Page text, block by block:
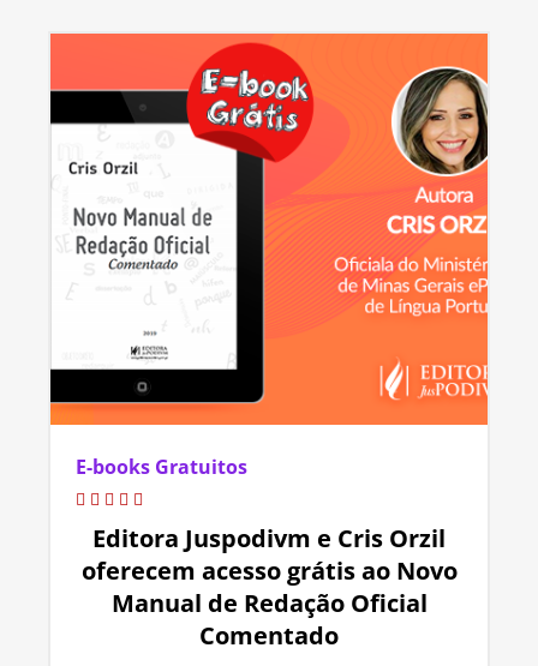
E-books Gratuitos
Editora Juspodivm e Cris Orzil
oferecem acesso grátis ao Novo
Manual de Redação Oficial
Comentado